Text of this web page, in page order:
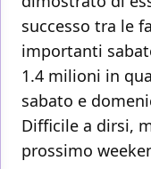
successo tra le
importanti
1.4 milioni in
sabato e
Difficile a dirsi,
prossimo